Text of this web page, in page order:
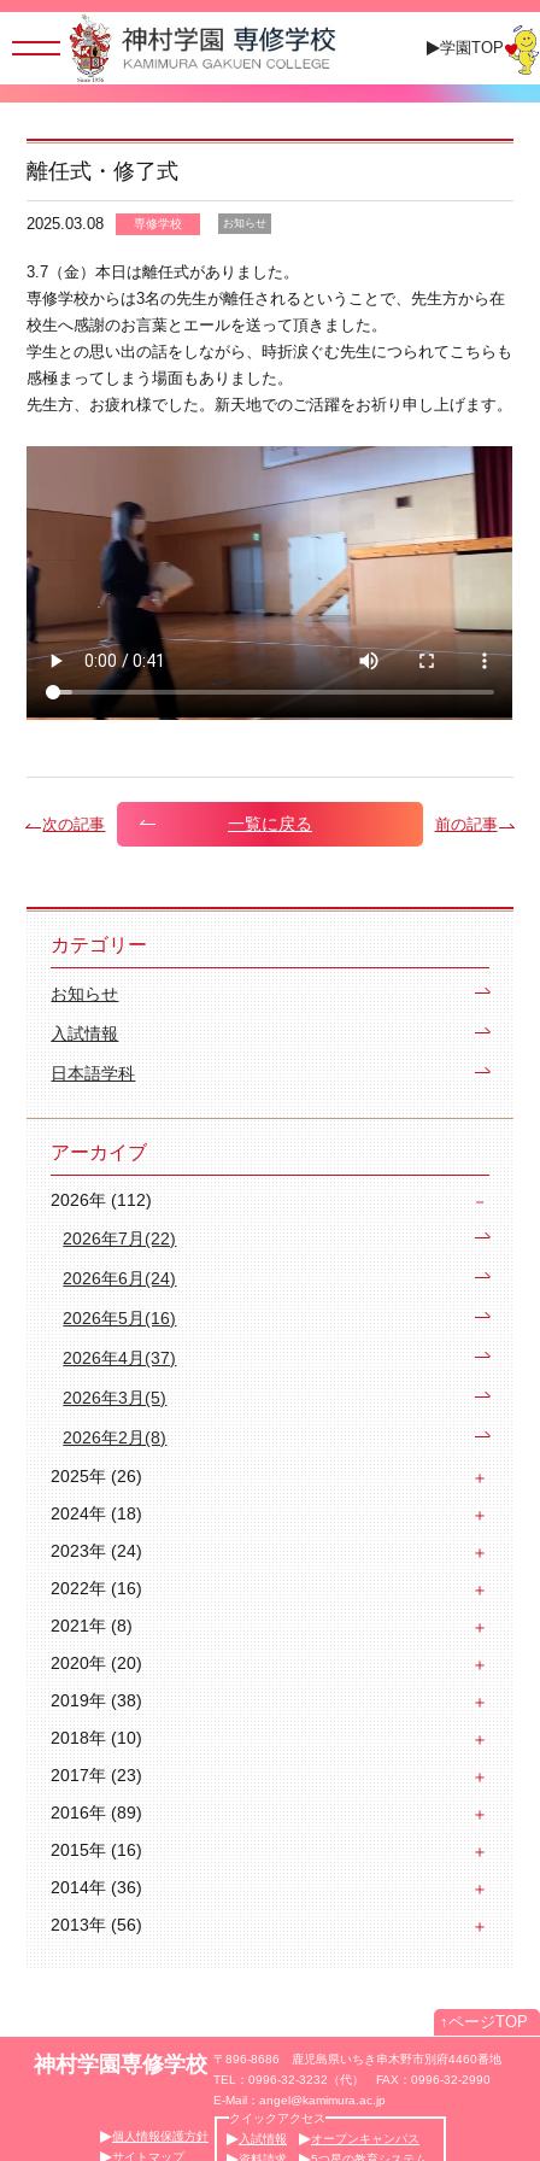
学園TOP
離任式・修了式
2025.03.08 専修学校 お知らせ
3.7（金）本日は離任式がありました。
専修学校からは3名の先生が離任されるということで、先生方から在
校生へ感謝のお言葉とエールを送って頂きました。
学生との思い出の話をしながら、時折涙ぐむ先生につられてこちらも
感極まってしまう場面もありました。
先生方、お疲れ様でした。新天地でのご活躍をお祈り申し上げます。
次の記事 一覧に戻る 前の記事
カテゴリー
お知らせ
入試情報
日本語学科
アーカイブ
2026年 (112)
2026年7月(22)
2026年6月(24)
2026年5月(16)
2026年4月(37)
2026年3月(5)
2026年2月(8)
2025年 (26)
2024年 (18)
2023年 (24)
2022年 (16)
2021年 (8)
2020年 (20)
2019年 (38)
2018年 (10)
2017年 (23)
2016年 (89)
2015年 (16)
2014年 (36)
2013年 (56)
↑ページTOP
神村学園専修学校 〒896-8686 鹿児島県いちき串木野市別府4460番地
TEL：0996-32-3232（代） FAX：0996-32-2990
E-Mail：angel@kamimura.ac.jp
個人情報保護方針
サイトマップ
クイックアクセス
入試情報
オープンキャンパス